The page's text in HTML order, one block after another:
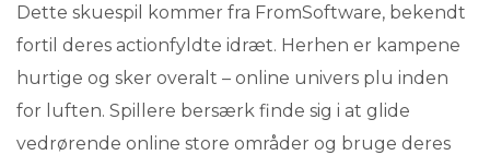
Dette skuespil kommer fra FromSoftware, bekendt
fortil deres actionfyldte idræt. Herhen er kampene
hurtige og sker overalt – online univers plu inden
for luften. Spillere bersærk finde sig i at glide
vedrørende online store områder og bruge deres